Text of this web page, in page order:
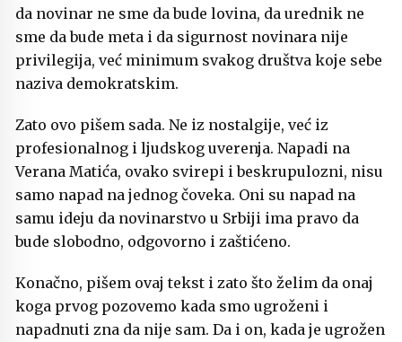
da novinar ne sme da bude lovina, da urednik ne
sme da bude meta i da sigurnost novinara nije
privilegija, već minimum svakog društva koje sebe
naziva demokratskim.
Zato ovo pišem sada. Ne iz nostalgije, već iz
profesionalnog i ljudskog uverenja. Napadi na
Verana Matića, ovako svirepi i beskrupulozni, nisu
samo napad na jednog čoveka. Oni su napad na
samu ideju da novinarstvo u Srbiji ima pravo da
bude slobodno, odgovorno i zaštićeno.
Konačno, pišem ovaj tekst i zato što želim da onaj
koga prvog pozovemo kada smo ugroženi i
napadnuti zna da nije sam. Da i on, kada je ugrožen